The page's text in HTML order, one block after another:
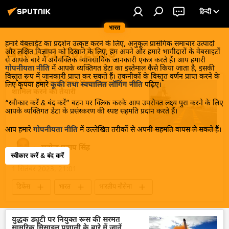
भारत
हिन्दी
हमारे वेबसाईट का प्रदर्शन उत्कृष्ट करने के लिए, अनुकूल प्रासंगिक समाचार उत्पादों
और लक्षित विज्ञापन को दिखाने के लिए, हम अपने और हमारे भागीदारों के वेबसाइटों
से आपके बारे में अवैयक्तिक व्यावसायिक जानकारी एकत्र करते हैं। आप हमारी
गोपनीयता नीति में आपके व्यक्तिगत डेटा का इस्तेमाल कैसे किया जाता है, इसकी
विस्तृत रूप में जानकारी प्राप्त कर सकते हैं। तकनीकों के विस्तृत वर्णन प्राप्त करने के
लिए कृपया हमारे कूकी तथा स्वचालित लॉगिंग नीति पढ़िए।
“स्वीकार करें & बंद करें” बटन पर क्लिक करके आप उपरोक्त लक्ष्य पुरा करने के लिए
आपके व्यक्तिगत डेटा के प्रसंस्करण की स्पष्ट सहमति प्रदान करते हैं।
आप हमारे गोपनीयता नीति में उल्लेखित तरीकों से अपनी सहमति वापस ले सकते हैं।
स्वीकार करें & बंद करें
खबरें - 01.09.2023
भारतीय नौसेना में तीसरे विमानवाहक पोत को
शामिल करने की तैयारी
सत्येन्द्र प्रताप सिंह
डिफेंस भारत
भारतीय नौसेना
रक्षा-पंक्ति
राष्ट्रीय सुरक्षा
युद्धक ड्यूटी पर नियुक्त रूस की सरमत